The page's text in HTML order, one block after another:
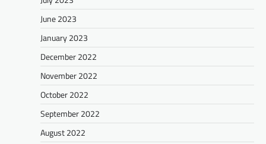
June 2023
January 2023
December 2022
November 2022
October 2022
September 2022
August 2022